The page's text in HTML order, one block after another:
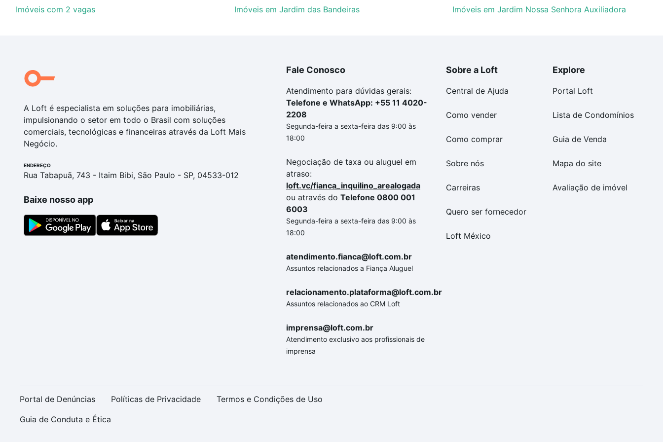
Imóveis com 2 vagas
Imóveis em Jardim das Bandeiras
Imóveis em Jardim Nossa Senhora Auxiliadora
A Loft é especialista em soluções para imobiliárias,
impulsionando o setor em todo o Brasil com soluções
comerciais, tecnológicas e financeiras através da Loft Mais
Negócio.
ENDEREÇO
Rua Tabapuã, 743 - Itaim Bibi, São Paulo - SP, 04533-012
Baixe nosso app
Fale Conosco
Atendimento para dúvidas gerais:
Telefone e WhatsApp: +55 11 4020-
2208
Segunda-feira a sexta-feira das 9:00 às
18:00
Negociação de taxa ou aluguel em
atraso:
loft.vc/fianca_inquilino_arealogada
ou através do Telefone 0800 001
6003
Segunda-feira a sexta-feira das 9:00 às
18:00
atendimento.fianca@loft.com.br
Assuntos relacionados a Fiança Aluguel
relacionamento.plataforma@loft.com.br
Assuntos relacionados ao CRM Loft
imprensa@loft.com.br
Atendimento exclusivo aos profissionais de
imprensa
Sobre a Loft
Central de Ajuda
Como vender
Como comprar
Sobre nós
Carreiras
Quero ser fornecedor
Loft México
Explore
Portal Loft
Lista de Condomínios
Guia de Venda
Mapa do site
Avaliação de imóvel
Portal de Denúncias Políticas de Privacidade Termos e Condições de Uso
Guia de Conduta e Ética